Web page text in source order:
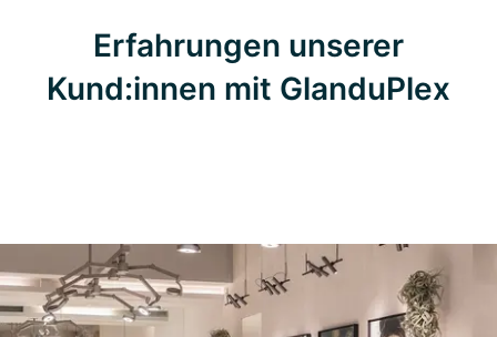
Erfahrungen unserer
Kund:innen mit GlanduPlex